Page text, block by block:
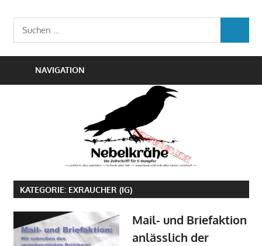
Inhalt
springen
Die
Zeitschrift
Suchen
nach:
NAVIGATION
KATEGORIE: EXRAUCHER (IG)
Mail- und Briefaktion
anlässlich der